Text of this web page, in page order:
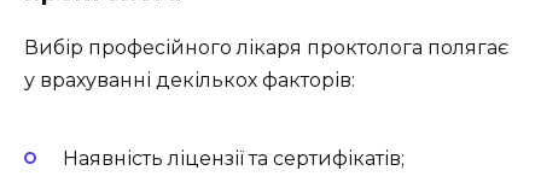
Вибір професійного лікаря проктолога полягає
у врахуванні декількох факторів:
Наявність ліцензії та сертифікатів;